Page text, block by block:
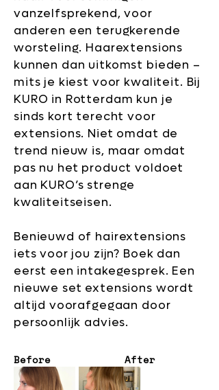
vanzelfsprekend, voor
anderen een terugkerende
worsteling. Haarextensions
kunnen dan uitkomst bieden –
mits je kiest voor kwaliteit. Bij
KURO in Rotterdam kun je
sinds kort terecht voor
extensions. Niet omdat de
trend nieuw is, maar omdat
pas nu het product voldoet
aan KURO’s strenge
kwaliteitseisen.
Benieuwd of hairextensions
iets voor jou zijn? Boek dan
eerst een intakegesprek. Een
nieuwe set extensions wordt
altijd voorafgegaan door
persoonlijk advies.
Before            After